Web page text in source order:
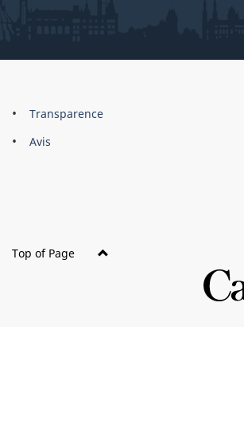
About
this
Brand
Transparence
Avis
Top of Page